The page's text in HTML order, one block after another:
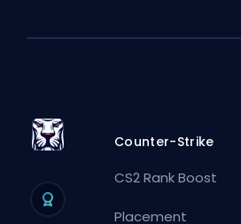
Counter-Strike
CS2 Rank Boost
Placement